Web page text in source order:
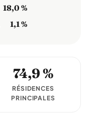
18,0 %
1,1 %
74,9 %
RÉSIDENCES
PRINCIPALES